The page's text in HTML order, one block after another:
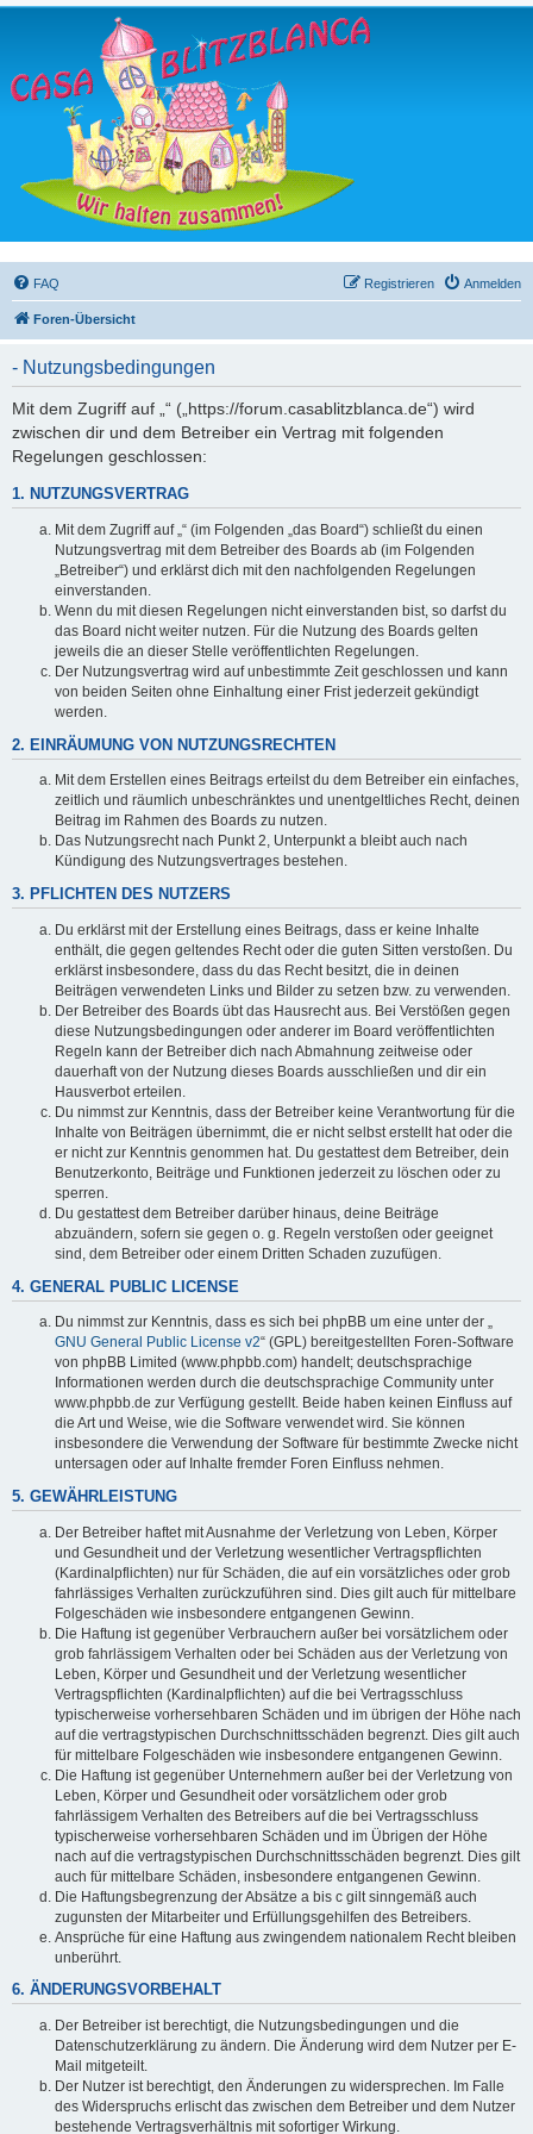
FAQ Anmelden
Registrieren
Foren-Übersicht
- Nutzungsbedingungen
Mit dem Zugriff auf „“ („https://forum.casablitzblanca.de“) wird
zwischen dir und dem Betreiber ein Vertrag mit folgenden
Regelungen geschlossen:
1. NUTZUNGSVERTRAG
Mit dem Zugriff auf „“ (im Folgenden „das Board“) schließt du einen
Nutzungsvertrag mit dem Betreiber des Boards ab (im Folgenden
„Betreiber“) und erklärst dich mit den nachfolgenden Regelungen
einverstanden.
Wenn du mit diesen Regelungen nicht einverstanden bist, so darfst du
das Board nicht weiter nutzen. Für die Nutzung des Boards gelten
jeweils die an dieser Stelle veröffentlichten Regelungen.
Der Nutzungsvertrag wird auf unbestimmte Zeit geschlossen und kann
von beiden Seiten ohne Einhaltung einer Frist jederzeit gekündigt
werden.
2. EINRÄUMUNG VON NUTZUNGSRECHTEN
Mit dem Erstellen eines Beitrags erteilst du dem Betreiber ein einfaches,
zeitlich und räumlich unbeschränktes und unentgeltliches Recht, deinen
Beitrag im Rahmen des Boards zu nutzen.
Das Nutzungsrecht nach Punkt 2, Unterpunkt a bleibt auch nach
Kündigung des Nutzungsvertrages bestehen.
3. PFLICHTEN DES NUTZERS
Du erklärst mit der Erstellung eines Beitrags, dass er keine Inhalte
enthält, die gegen geltendes Recht oder die guten Sitten verstoßen. Du
erklärst insbesondere, dass du das Recht besitzt, die in deinen
Beiträgen verwendeten Links und Bilder zu setzen bzw. zu verwenden.
Der Betreiber des Boards übt das Hausrecht aus. Bei Verstößen gegen
diese Nutzungsbedingungen oder anderer im Board veröffentlichten
Regeln kann der Betreiber dich nach Abmahnung zeitweise oder
dauerhaft von der Nutzung dieses Boards ausschließen und dir ein
Hausverbot erteilen.
Du nimmst zur Kenntnis, dass der Betreiber keine Verantwortung für die
Inhalte von Beiträgen übernimmt, die er nicht selbst erstellt hat oder die
er nicht zur Kenntnis genommen hat. Du gestattest dem Betreiber, dein
Benutzerkonto, Beiträge und Funktionen jederzeit zu löschen oder zu
sperren.
Du gestattest dem Betreiber darüber hinaus, deine Beiträge
abzuändern, sofern sie gegen o. g. Regeln verstoßen oder geeignet
sind, dem Betreiber oder einem Dritten Schaden zuzufügen.
4. GENERAL PUBLIC LICENSE
Du nimmst zur Kenntnis, dass es sich bei phpBB um eine unter der „
GNU General Public License v2“ (GPL) bereitgestellten Foren-Software
von phpBB Limited (www.phpbb.com) handelt; deutschsprachige
Informationen werden durch die deutschsprachige Community unter
www.phpbb.de zur Verfügung gestellt. Beide haben keinen Einfluss auf
die Art und Weise, wie die Software verwendet wird. Sie können
insbesondere die Verwendung der Software für bestimmte Zwecke nicht
untersagen oder auf Inhalte fremder Foren Einfluss nehmen.
5. GEWÄHRLEISTUNG
Der Betreiber haftet mit Ausnahme der Verletzung von Leben, Körper
und Gesundheit und der Verletzung wesentlicher Vertragspflichten
(Kardinalpflichten) nur für Schäden, die auf ein vorsätzliches oder grob
fahrlässiges Verhalten zurückzuführen sind. Dies gilt auch für mittelbare
Folgeschäden wie insbesondere entgangenen Gewinn.
Die Haftung ist gegenüber Verbrauchern außer bei vorsätzlichem oder
grob fahrlässigem Verhalten oder bei Schäden aus der Verletzung von
Leben, Körper und Gesundheit und der Verletzung wesentlicher
Vertragspflichten (Kardinalpflichten) auf die bei Vertragsschluss
typischerweise vorhersehbaren Schäden und im übrigen der Höhe nach
auf die vertragstypischen Durchschnittsschäden begrenzt. Dies gilt auch
für mittelbare Folgeschäden wie insbesondere entgangenen Gewinn.
Die Haftung ist gegenüber Unternehmern außer bei der Verletzung von
Leben, Körper und Gesundheit oder vorsätzlichem oder grob
fahrlässigem Verhalten des Betreibers auf die bei Vertragsschluss
typischerweise vorhersehbaren Schäden und im Übrigen der Höhe
nach auf die vertragstypischen Durchschnittsschäden begrenzt. Dies gilt
auch für mittelbare Schäden, insbesondere entgangenen Gewinn.
Die Haftungsbegrenzung der Absätze a bis c gilt sinngemäß auch
zugunsten der Mitarbeiter und Erfüllungsgehilfen des Betreibers.
Ansprüche für eine Haftung aus zwingendem nationalem Recht bleiben
unberührt.
6. ÄNDERUNGSVORBEHALT
Der Betreiber ist berechtigt, die Nutzungsbedingungen und die
Datenschutzerklärung zu ändern. Die Änderung wird dem Nutzer per E-
Mail mitgeteilt.
Der Nutzer ist berechtigt, den Änderungen zu widersprechen. Im Falle
des Widerspruchs erlischt das zwischen dem Betreiber und dem Nutzer
bestehende Vertragsverhältnis mit sofortiger Wirkung.